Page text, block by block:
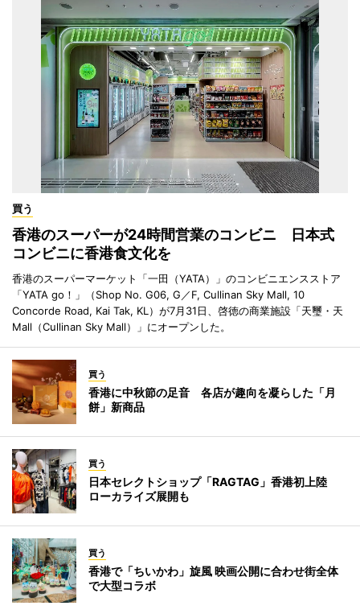
買う
香港のスーパーが24時間営業のコンビニ 日本式
コンビニに香港食文化を
香港のスーパーマーケット「一田（YATA）」のコンビニエンスストア
「YATA go！」（Shop No. G06, G／F, Cullinan Sky Mall, 10
Concorde Road, Kai Tak, KL）が7月31日、啓徳の商業施設「天璽・天
Mall（Cullinan Sky Mall）」にオープンした。
買う
香港に中秋節の足音 各店が趣向を凝らした「月
餅」新商品
買う
日本セレクトショップ「RAGTAG」香港初上陸
ローカライズ展開も
買う
香港で「ちいかわ」旋風 映画公開に合わせ街全体
で大型コラボ